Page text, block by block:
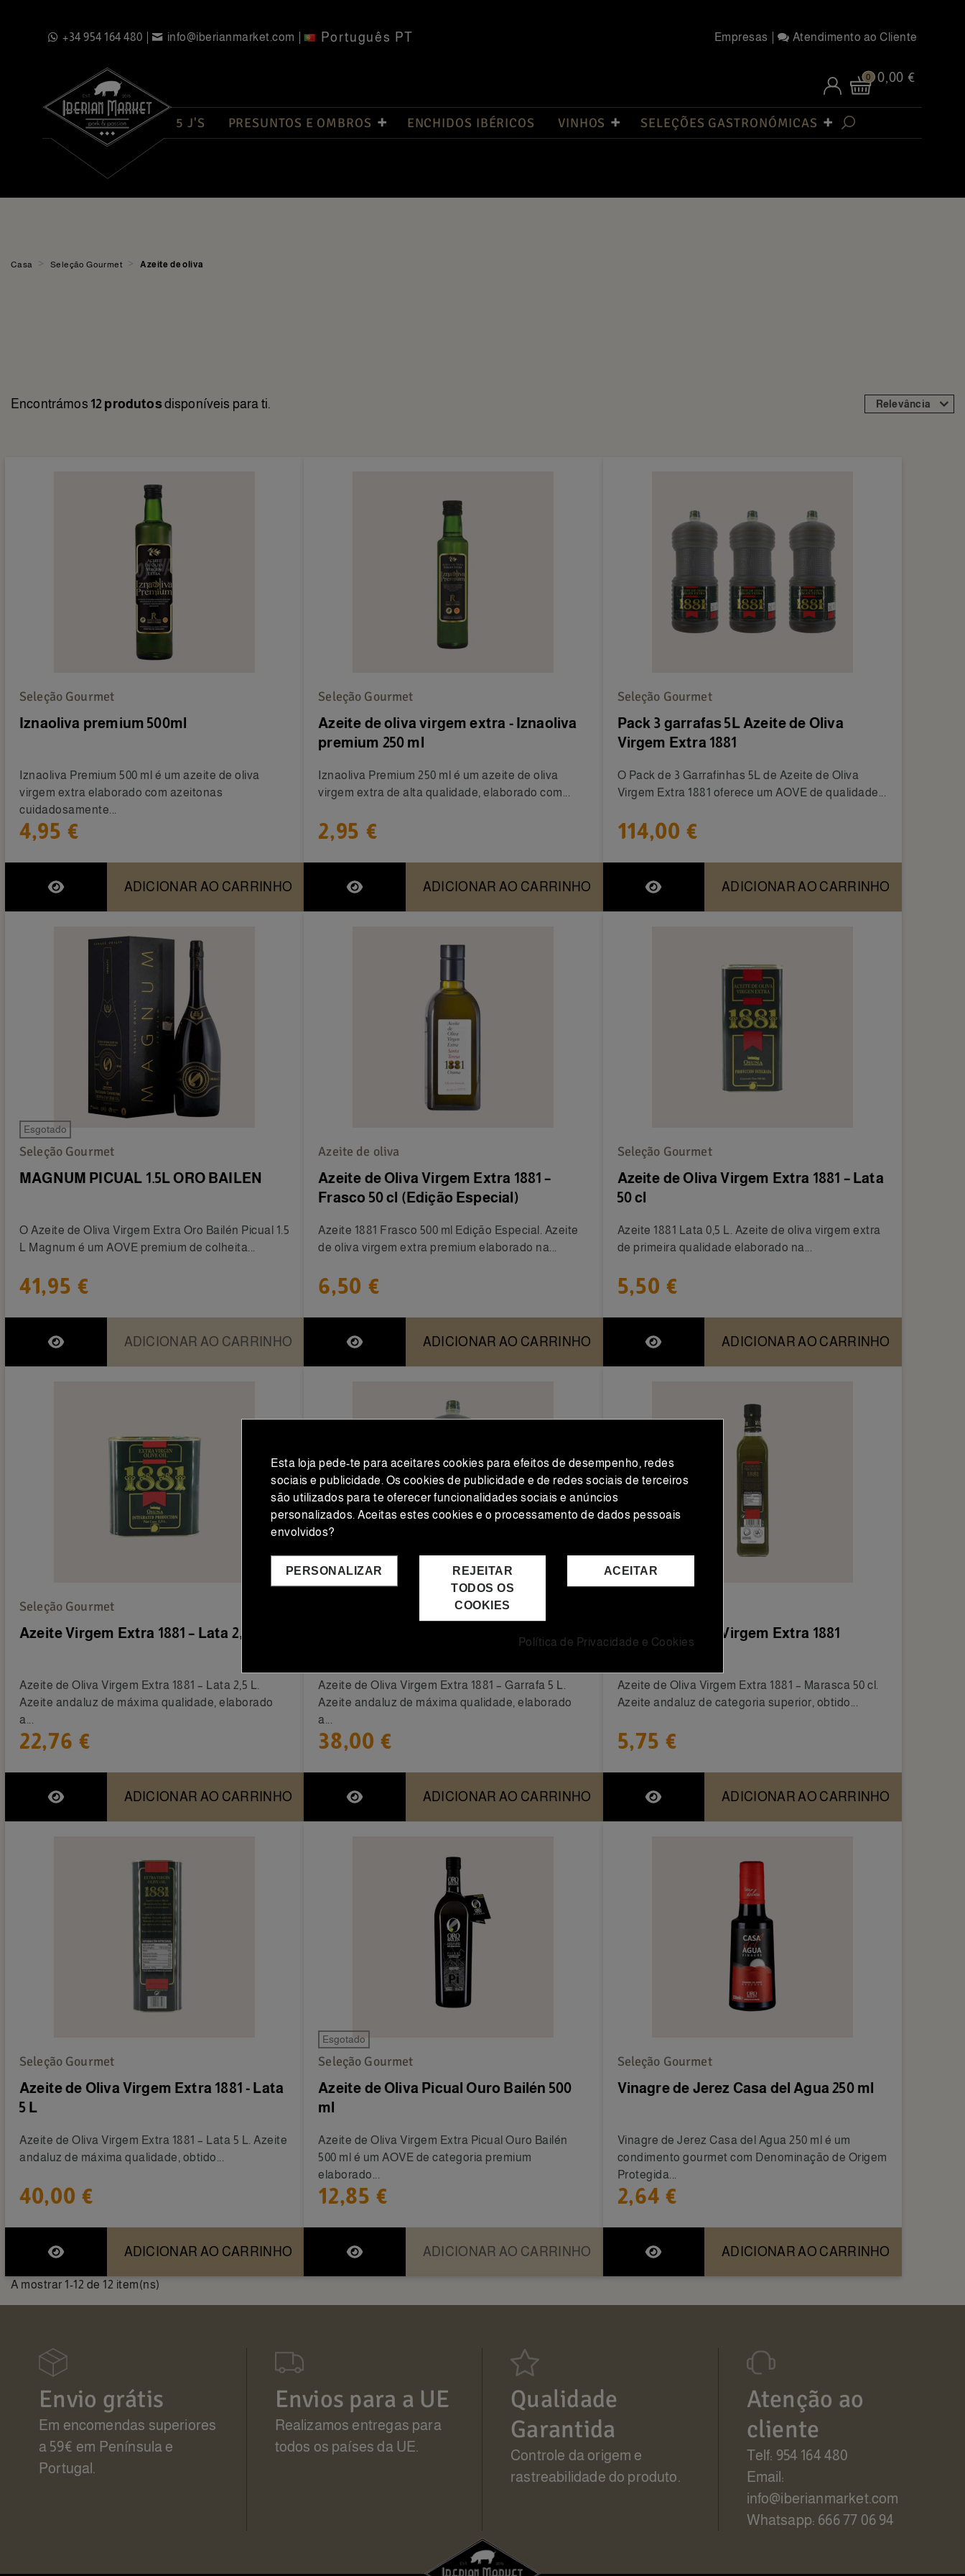
+34 954 164 480 info@iberianmarket.com Português PT Empresas Atendimento ao Cliente
0 0,00 €
5 J'S PRESUNTOS E OMBROS ENCHIDOS IBÉRICOS VINHOS SELEÇÕES GASTRONÓMICAS
Casa > Seleção Gourmet > Azeite de oliva
Encontrámos 12 produtos disponíveis para ti. Relevância
Seleção Gourmet
Iznaoliva premium 500ml
Iznaoliva Premium 500 ml é um azeite de oliva
virgem extra elaborado com azeitonas
cuidadosamente...
4,95 €
ADICIONAR AO CARRINHO
Seleção Gourmet
Azeite de oliva virgem extra - Iznaoliva
premium 250 ml
Iznaoliva Premium 250 ml é um azeite de oliva
virgem extra de alta qualidade, elaborado com...
2,95 €
ADICIONAR AO CARRINHO
Seleção Gourmet
Pack 3 garrafas 5L Azeite de Oliva
Virgem Extra 1881
O Pack de 3 Garrafinhas 5L de Azeite de Oliva
Virgem Extra 1881 oferece um AOVE de qualidade...
114,00 €
ADICIONAR AO CARRINHO
Esgotado
Seleção Gourmet
MAGNUM PICUAL 1.5L ORO BAILEN
O Azeite de Oliva Virgem Extra Oro Bailén Picual 1.5
L Magnum é um AOVE premium de colheita...
41,95 €
ADICIONAR AO CARRINHO
Azeite de oliva
Azeite de Oliva Virgem Extra 1881 –
Frasco 50 cl (Edição Especial)
Azeite 1881 Frasco 500 ml Edição Especial. Azeite
de oliva virgem extra premium elaborado na...
6,50 €
ADICIONAR AO CARRINHO
Seleção Gourmet
Azeite de Oliva Virgem Extra 1881 – Lata
50 cl
Azeite 1881 Lata 0,5 L. Azeite de oliva virgem extra
de primeira qualidade elaborado na...
5,50 €
ADICIONAR AO CARRINHO
Seleção Gourmet
Azeite Virgem Extra 1881 – Lata 2,5 L
Azeite de Oliva Virgem Extra 1881 – Lata 2,5 L.
Azeite andaluz de máxima qualidade, elaborado
a...
22,76 €
ADICIONAR AO CARRINHO
Azeite de Oliva Virgem Extra 1881 – Garrafa 5 L.
Azeite andaluz de máxima qualidade, elaborado
a...
38,00 €
ADICIONAR AO CARRINHO
Azeite de Oliva Virgem Extra 1881
Azeite de Oliva Virgem Extra 1881 – Marasca 50 cl.
Azeite andaluz de categoria superior, obtido...
5,75 €
ADICIONAR AO CARRINHO
Seleção Gourmet
Azeite de Oliva Virgem Extra 1881 - Lata
5 L
Azeite de Oliva Virgem Extra 1881 – Lata 5 L. Azeite
andaluz de máxima qualidade, obtido...
40,00 €
ADICIONAR AO CARRINHO
Esgotado
Seleção Gourmet
Azeite de Oliva Picual Ouro Bailén 500
ml
Azeite de Oliva Virgem Extra Picual Ouro Bailén
500 ml é um AOVE de categoria premium
elaborado...
12,85 €
ADICIONAR AO CARRINHO
Seleção Gourmet
Vinagre de Jerez Casa del Agua 250 ml
Vinagre de Jerez Casa del Agua 250 ml é um
condimento gourmet com Denominação de Origem
Protegida...
2,64 €
ADICIONAR AO CARRINHO
A mostrar 1-12 de 12 item(ns)
Envio grátis
Em encomendas superiores
a 59€ em Península e
Portugal.
Envios para a UE
Realizamos entregas para
todos os países da UE.
Qualidade
Garantida
Controle da origem e
rastreabilidade do produto.
Atenção ao
cliente
Telf: 954 164 480
Email:
info@iberianmarket.com
Whatsapp: 666 77 06 94
Esta loja pede-te para aceitares cookies para efeitos de desempenho, redes
sociais e publicidade. Os cookies de publicidade e de redes sociais de terceiros
são utilizados para te oferecer funcionalidades sociais e anúncios
personalizados. Aceitas estes cookies e o processamento de dados pessoais
envolvidos?
ACEITAR
REJEITAR
TODOS OS
COOKIES
PERSONALIZAR
Política de Privacidade e Cookies